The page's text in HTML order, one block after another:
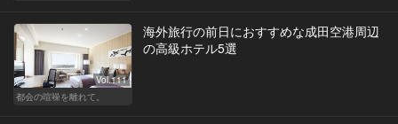
Vol.111
都会の喧噪を離れて。
海外旅行の前日におすすめな成田空港周辺
の高級ホテル5選